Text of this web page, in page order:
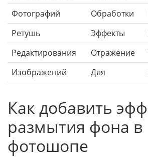
Фотографий
Обработки
Ретушь
Эффекты
Редактирования
Отражение
Изображений
Для
Как добавить
размытия фона в
фотошопе